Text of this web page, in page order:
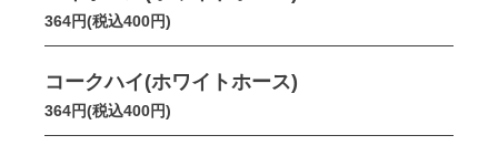
364円(税込400円)
コークハイ(ホワイトホース)
364円(税込400円)